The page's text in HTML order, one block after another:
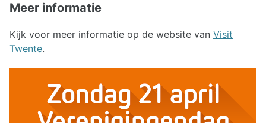
Meer informatie
Kijk voor meer informatie op de website van Visit
Twente.